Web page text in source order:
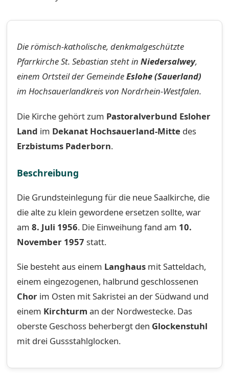
Die römisch-katholische, denkmalgeschützte
Pfarrkirche St. Sebastian steht in Niedersalwey,
einem Ortsteil der GemeindeEslohe (Sauerland)
im Hochsauerlandkreis von Nordrhein-Westfalen.
Die Kirche gehört zum Pastoralverbund Esloher
Land im Dekanat Hochsauerland-Mitte des
Erzbistums Paderborn.
Beschreibung
Die Grundsteinlegung für die neue Saalkirche, die
die alte zu klein gewordene ersetzen sollte, war
am 8. Juli 1956. Die Einweihung fand am 10.
November 1957 statt.
Sie besteht aus einem Langhausmit Satteldach,
einem eingezogenen, halbrund geschlossenen
Chorim Osten mit Sakristei an der Südwand und
einem Kirchturm an der Nordwestecke. Das
oberste Geschoss beherbergt den Glockenstuhl
mit drei Gussstahlglocken.